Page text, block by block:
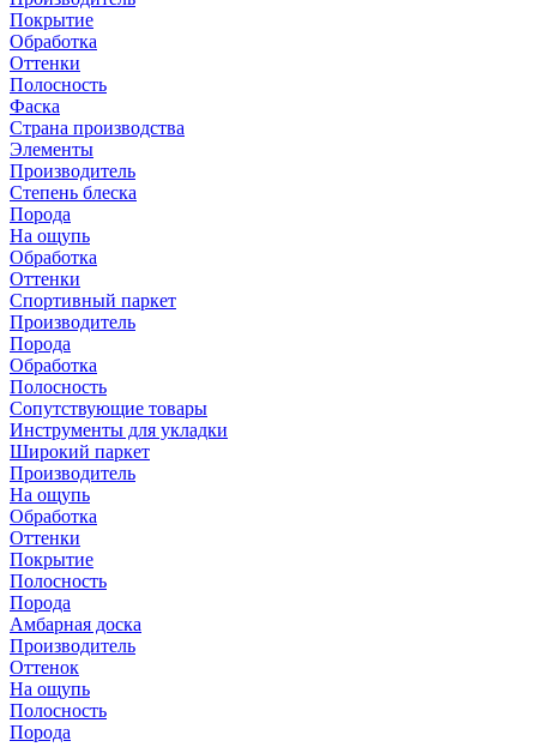
Покрытие
Обработка
Оттенки
Полосность
Фаска
Страна производства
Элементы
Производитель
Степень блеска
Порода
На ощупь
Обработка
Оттенки
Спортивный паркет
Производитель
Порода
Обработка
Полосность
Сопутствующие товары
Инструменты для укладки
Широкий паркет
Производитель
На ощупь
Обработка
Оттенки
Покрытие
Полосность
Порода
Амбарная доска
Производитель
Оттенок
На ощупь
Полосность
Порода